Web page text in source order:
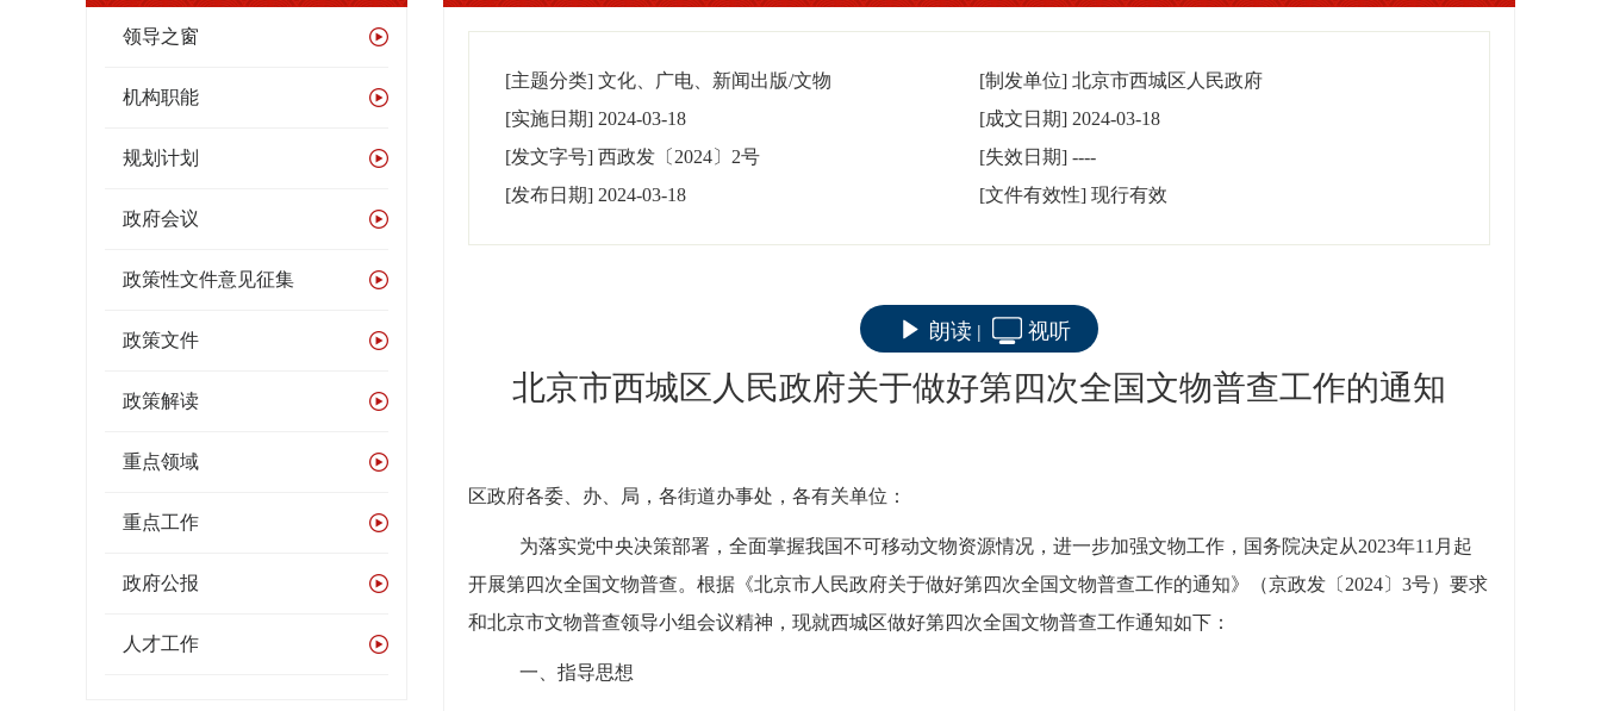
领导之窗
机构职能
规划计划
政府会议
政策性文件意见征集
政策文件
政策解读
重点领域
重点工作
政府公报
人才工作
[主题分类] 文化、广电、新闻出版/文物 [制发单位] 北京市西城区人民政府
[实施日期] 2024-03-18 [成文日期] 2024-03-18
[发文字号] 西政发〔2024〕2号 [失效日期] ----
[发布日期] 2024-03-18 [文件有效性] 现行有效
朗读 | 视听
北京市西城区人民政府关于做好第四次全国文物普查工作的通知
区政府各委、办、局，各街道办事处，各有关单位：
为落实党中央决策部署，全面掌握我国不可移动文物资源情况，进一步加强文物工作，国务院决定从2023年11月起
开展第四次全国文物普查。根据《北京市人民政府关于做好第四次全国文物普查工作的通知》（京政发〔2024〕3号）要求
和北京市文物普查领导小组会议精神，现就西城区做好第四次全国文物普查工作通知如下：
一、指导思想